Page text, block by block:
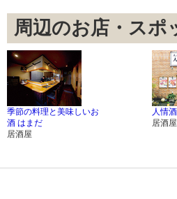
周辺のお店・スポ
季節の料理と美味しいお
酒 はまだ
居酒屋
人情
居酒屋